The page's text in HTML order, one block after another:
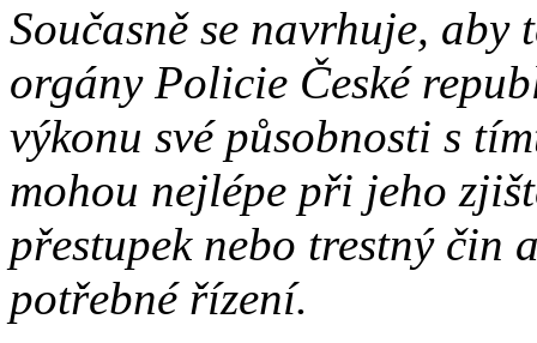
Současně se navrhuje,
orgány Policie České
výkonu své působnosti s
mohou nejlépe při jeho
přestupek nebo trestný čin
potřebné řízení.